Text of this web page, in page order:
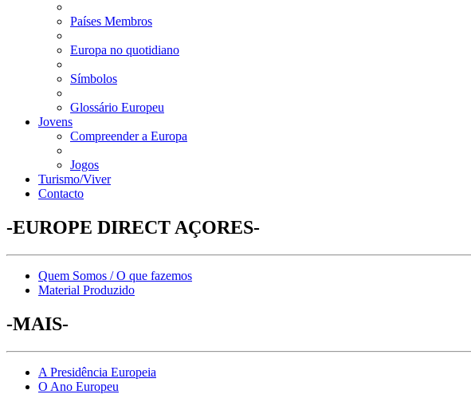
Países Membros
Europa no quotidiano
Símbolos
Glossário Europeu
Jovens
Compreender a Europa
Jogos
Turismo/Viver
Contacto
-EUROPE DIRECT AÇORES-
Quem Somos / O que fazemos
Material Produzido
-MAIS-
A Presidência Europeia
O Ano Europeu